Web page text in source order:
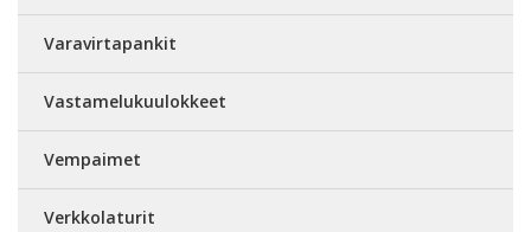
Varavirtapankit
Vastamelukuulokkeet
Vempaimet
Verkkolaturit